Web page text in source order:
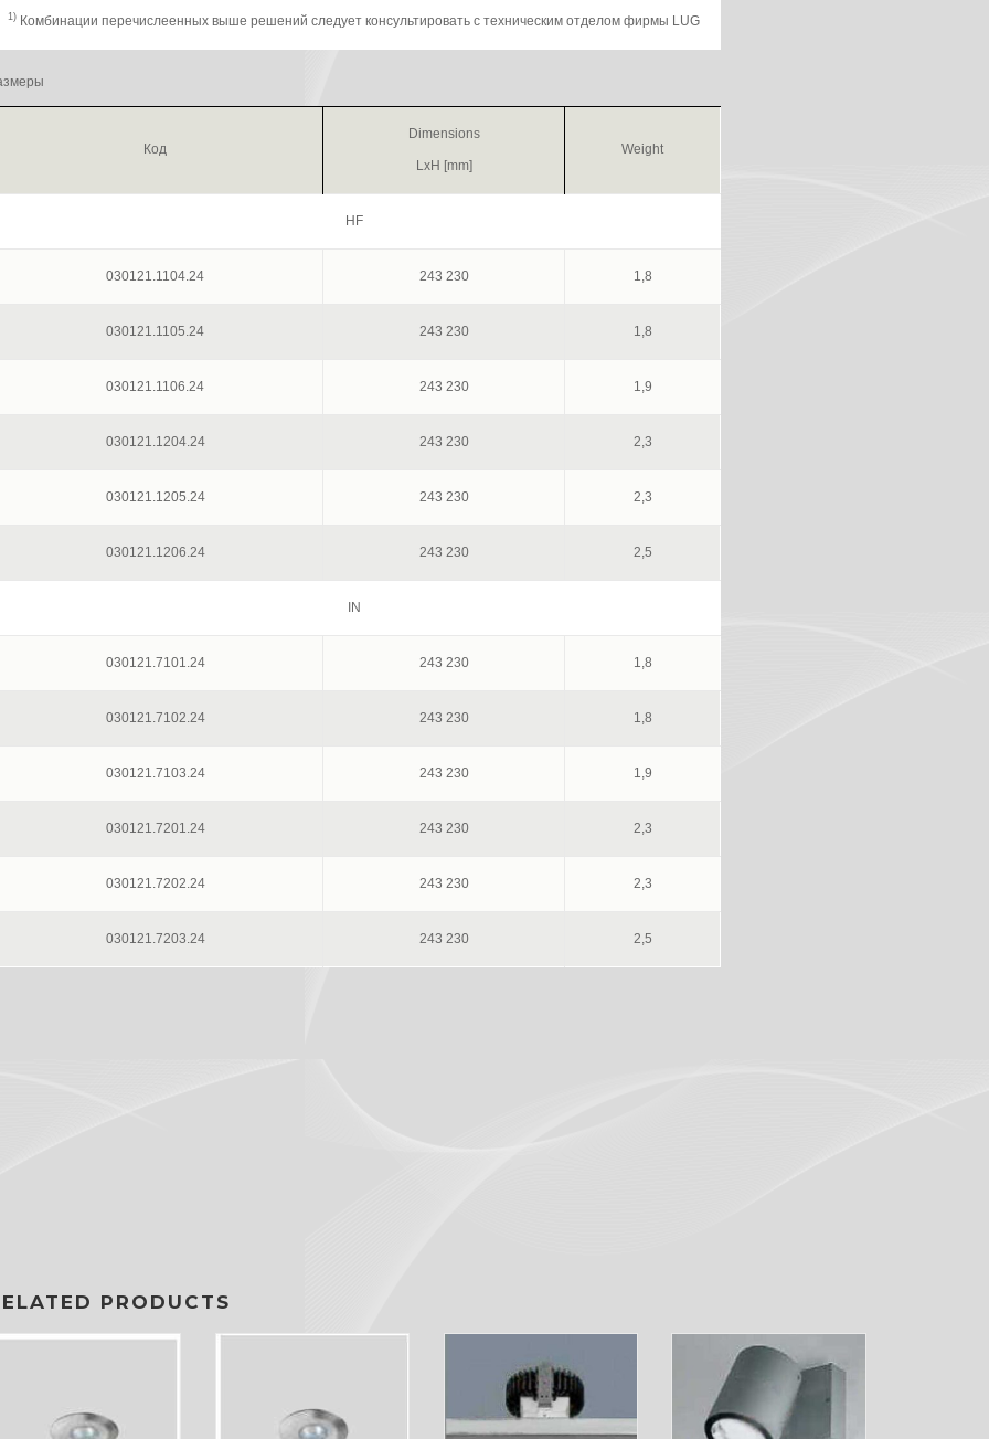
1) Комбинации перечислеенных выше решений следует консультировать с техническим отделом фирмы LUG
Код
Dimensions
LxH [mm]
Weight
HF
030121.1104.24 243 230 1,8
030121.1105.24 243 230 1,8
030121.1106.24 243 230 1,9
030121.1204.24 243 230 2,3
030121.1205.24 243 230 2,3
030121.1206.24 243 230 2,5
IN
030121.7101.24 243 230 1,8
030121.7102.24 243 230 1,8
030121.7103.24 243 230 1,9
030121.7201.24 243 230 2,3
030121.7202.24 243 230 2,3
030121.7203.24 243 230 2,5
PRODUCTS